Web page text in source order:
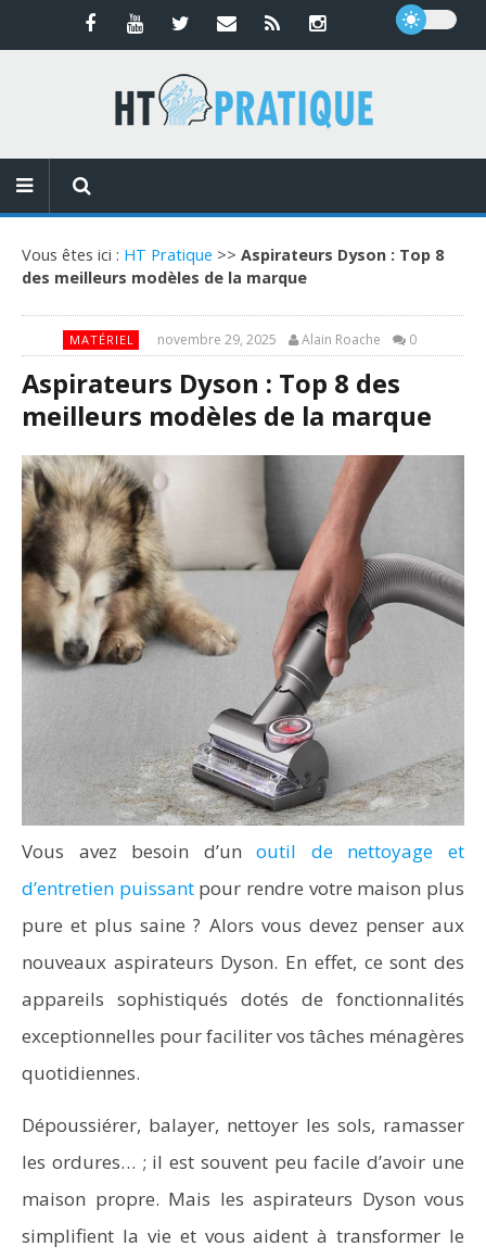
Vous êtes ici : HT Pratique >> Aspirateurs Dyson : Top 8
des meilleurs modèles de la marque
MATÉRIEL novembre 29, 2025 Alain Roache 0
Aspirateurs Dyson : Top 8 des
meilleurs modèles de la marque
Vous avez besoin d’unoutil de nettoyage et
d’entretien puissantpour rendre votre maison plus
pure et plus saine ? Alors vous devez penser aux
nouveaux aspirateurs Dyson. En effet, ce sont des
appareils sophistiqués dotés de fonctionnalités
exceptionnelles pour faciliter vos tâches ménagères
quotidiennes.
Dépoussiérer, balayer, nettoyer les sols, ramasser
les ordures… ; il est souvent peu facile d’avoir une
maison propre. Mais les aspirateurs Dyson vous
simplifient la vie et vous aident à transformer le